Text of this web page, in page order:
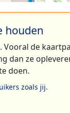
houden
Vooral de
dan ze
doen.
zoals jij.